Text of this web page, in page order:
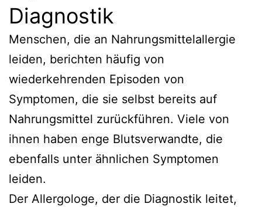
Diagnostik
Menschen, die an Nahrungsmittelallergie
leiden, berichten häufig von
wiederkehrenden Episoden von
Symptomen, die sie selbst bereits auf
Nahrungsmittel zurückführen. Viele von
ihnen haben enge Blutsverwandte, die
ebenfalls unter ähnlichen Symptomen
leiden.
Der Allergologe, der die Diagnostik leitet,